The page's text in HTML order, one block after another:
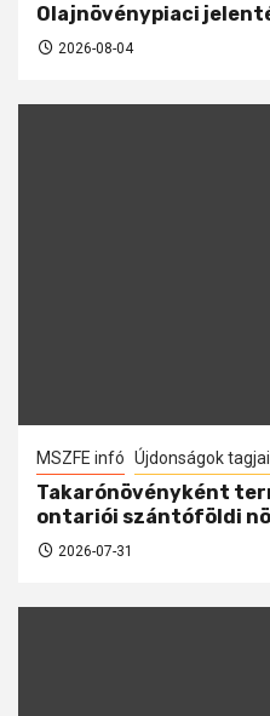
Olajnövénypiaci
2026-08-04
MSZFE infó Újdonságok
Takarónövényként
ontariói szántóföldi
2026-07-31